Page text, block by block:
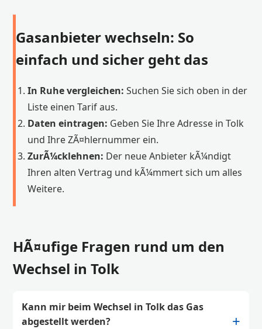
Gasanbieter wechseln: So
einfach und sicher geht das
In Ruhe vergleichen: Suchen Sie sich oben in der
Liste einen Tarif aus.
Daten eintragen: Geben Sie Ihre Adresse in Tolk
und Ihre ZÃ¤hlernummer ein.
ZurÃ¼cklehnen: Der neue Anbieter kÃ¼ndigt
Ihren alten Vertrag und kÃ¼mmert sich um alles
Weitere.
HÃ¤ufige Fragen rund um den
Wechsel in Tolk
Kann mir beim Wechsel in Tolk das Gas
abgestellt werden?